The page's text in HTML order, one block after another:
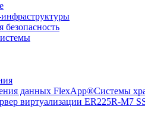
Системы